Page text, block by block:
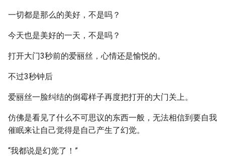
一切都是那么的美好，不是吗？
今天也是美好的一天，不是吗？
打开大门3秒前的爱丽丝，心情还是愉悦的。
不过3秒钟后
爱丽丝一脸纠结的倒霉样子再度把打开的大门关上。
仿佛是看见了什么不可思议的东西一般，无法相信到要自我
催眠来让自己觉得是自己产生了幻觉。
“我都说是幻觉了！”